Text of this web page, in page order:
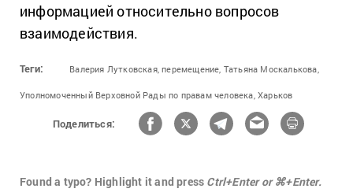
информацией относительно вопросов
взаимодействия.
Теги: Валерия Лутковская, перемещение, Татьяна Москалькова,
Уполномоченный Верховной Рады по правам человека, Харьков
Поделиться:
Found a typo? Highlight it and press Ctrl+Enter or ⌘+Enter.